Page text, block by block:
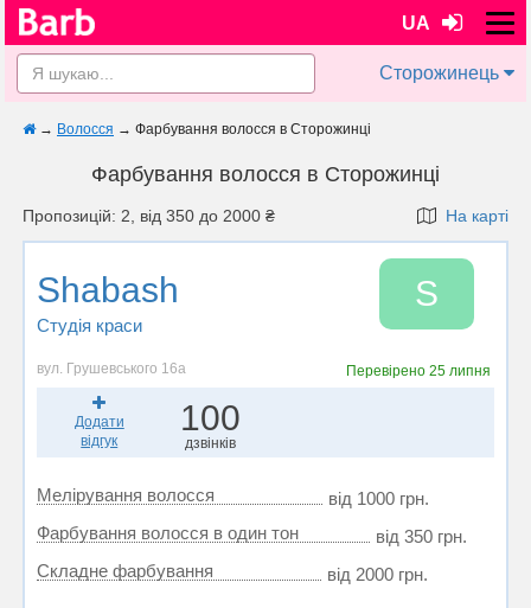
UA
Сторожинець
→ Волосся → Фарбування волосся в Сторожинці
Фарбування волосся в Сторожинці
Пропозицій: 2, від 350 до 2000 ₴ На карті
Shabash
Студія краси
S
вул. Грушевського 16а Перевірено 25 липня
Додати
відгук
100
дзвінків
Мелірування волосся
від 1000 грн.
Фарбування волосся в один тон
від 350 грн.
Складне фарбування
від 2000 грн.